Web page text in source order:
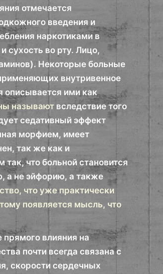
отмечается
введения и
наркотиками в
сухость во рту. Лицо,
Некоторые больные
внутривенное
описывается ими как
называют вследствие того
седативный эффект
морфием, имеет
так же как и
что больной становится
а не эйфорию, а также
что уже практически
появляется мысль, что
влияния на
почти всегда связана с
скорости сердечных